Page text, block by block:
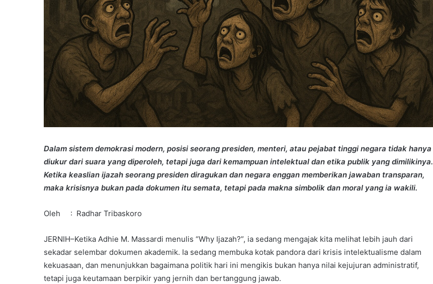
Dalam sistem demokrasi modern, posisi seorang presiden, menteri, atau pejabat tinggi negara tidak hanya
diukur dari suara yang diperoleh, tetapi juga dari kemampuan intelektual dan etika publik yang dimilikinya.
Ketika keaslian ijazah seorang presiden diragukan dan negara enggan memberikan jawaban transparan,
maka krisisnya bukan pada dokumen itu semata, tetapi pada makna simbolik dan moral yang ia wakili.
Oleh : Radhar Tribaskoro
JERNIH–Ketika Adhie M. Massardi menulis “Why Ijazah?”, ia sedang mengajak kita melihat lebih jauh dari
sekadar selembar dokumen akademik. Ia sedang membuka kotak pandora dari krisis intelektualisme dalam
kekuasaan, dan menunjukkan bagaimana politik hari ini mengikis bukan hanya nilai kejujuran administratif,
tetapi juga keutamaan berpikir yang jernih dan bertanggung jawab.